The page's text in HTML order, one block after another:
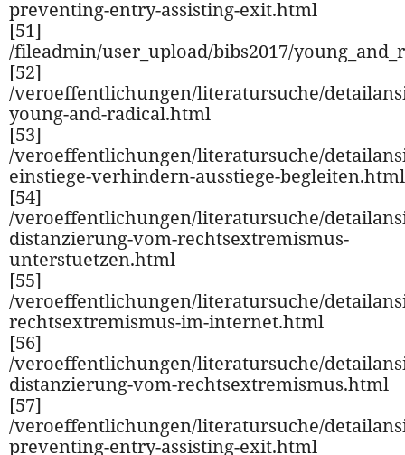
preventing-entry-assisting-exit.html
[51]
/fileadmin/user_upload/bibs2017/
[52]
/veroeffentlichungen/literatursuche/
young-and-radical.html
[53]
/veroeffentlichungen/literatursuche/
einstiege-verhindern-ausstiege-begleiten.html
[54]
/veroeffentlichungen/literatursuche/
distanzierung-vom-rechtsextremismus-
unterstuetzen.html
[55]
/veroeffentlichungen/literatursuche/
rechtsextremismus-im-internet.html
[56]
/veroeffentlichungen/literatursuche/
distanzierung-vom-rechtsextremismus.html
[57]
/veroeffentlichungen/literatursuche/
preventing-entry-assisting-exit.html